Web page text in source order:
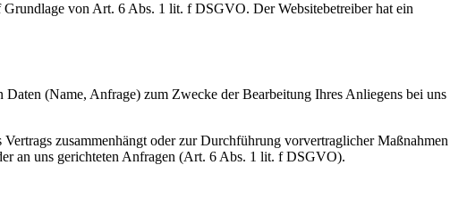
von Art. 6 Abs. 1 lit. f DSGVO. Der Websitebetreiber hat ein
(Name, Anfrage) zum Zwecke der Bearbeitung Ihres Anliegens bei uns
zusammenhängt oder zur Durchführung vorvertraglicher Maßnahmen
an uns gerichteten Anfragen (Art. 6 Abs. 1 lit. f DSGVO).